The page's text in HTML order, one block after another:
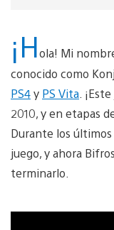
¡Hola! Mi
conocido como
PS4y PS Vita .
2010, y en etapas
Durante los
juego, y ahora
terminarlo.